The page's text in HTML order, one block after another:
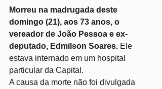
Morreu na madrugada deste
domingo (21), aos 73 anos, o
vereador de João Pessoa e ex-
deputado, Edmilson Soares. Ele
estava internado em um hospital
particular da Capital.
A causa da morte não foi divulgada